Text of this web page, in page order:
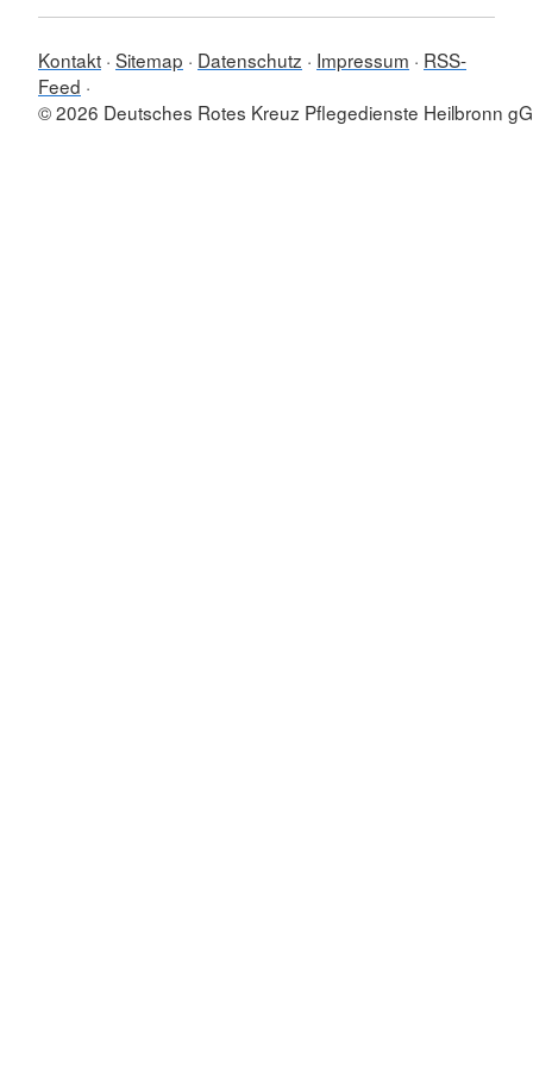
Kontakt Sitemap Datenschutz Impressum
RSS-
Feed
© 2026 Deutsches Rotes Kreuz Pflegedienste Heilbronn